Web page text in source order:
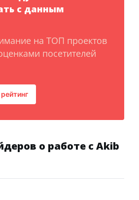
с данным
на ТОП проектов
посетителей
о работе с Akib